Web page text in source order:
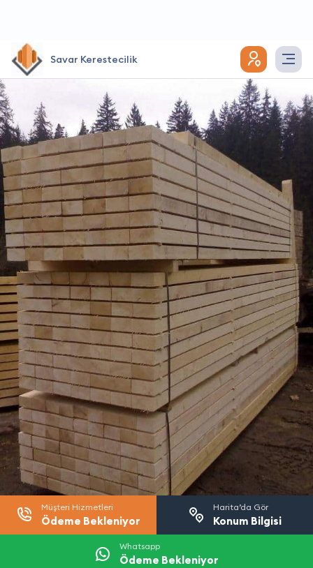
Savar Kerestecilik
Müşteri Hizmetleri
Ödeme Bekleniyor
Harita’da Gör
Konum Bilgisi
Whatsapp
Ödeme Bekleniyor